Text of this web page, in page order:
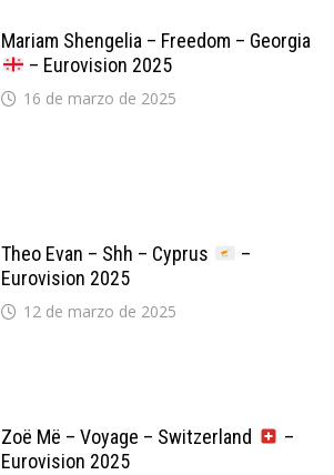
Mariam Shengelia – Freedom – Georgia
– Eurovision 2025
16 de marzo de 2025
Theo Evan – Shh – Cyprus
–
Eurovision 2025
12 de marzo de 2025
Zoë Më – Voyage – Switzerland
–
Eurovision 2025